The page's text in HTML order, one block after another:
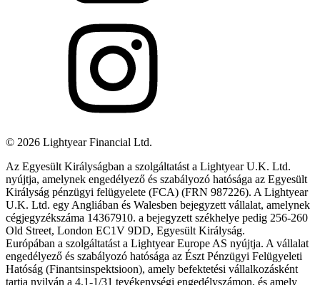
© 2026 Lightyear Financial Ltd.
Az Egyesült Királyságban a szolgáltatást a Lightyear U.K. Ltd.
nyújtja, amelynek engedélyező és szabályozó hatósága az Egyesült
Királyság pénzügyi felügyelete (FCA) (FRN 987226). A Lightyear
U.K. Ltd. egy Angliában és Walesben bejegyzett vállalat, amelynek
cégjegyzékszáma 14367910. a bejegyzett székhelye pedig 256-260
Old Street, London EC1V 9DD, Egyesült Királyság.
Európában a szolgáltatást a Lightyear Europe AS nyújtja. A vállalat
engedélyező és szabályozó hatósága az Észt Pénzügyi Felügyeleti
Hatóság (Finantsinspektsioon), amely befektetési vállalkozásként
tartja nyilván a 4.1-1/31 tevékenységi engedélyszámon, és amely